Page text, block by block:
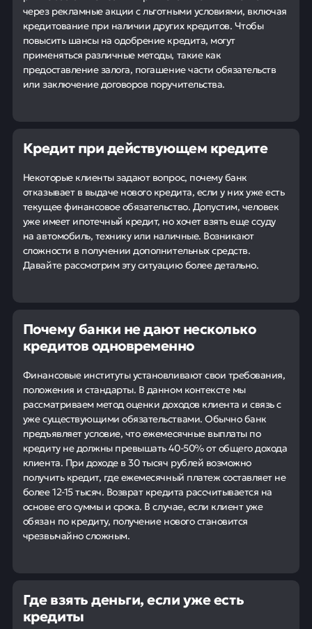
через рекламные акции с льготными условиями, включая
кредитование при наличии других кредитов. Чтобы
повысить шансы на одобрение кредита, могут
применяться различные методы, такие как
предоставление залога, погашение части обязательств
или заключение договоров поручительства.
Кредит при действующем кредите
Некоторые клиенты задают вопрос, почему банк
отказывает в выдаче нового кредита, если у них уже есть
текущее финансовое обязательство. Допустим, человек
уже имеет ипотечный кредит, но хочет взять еще ссуду
на автомобиль, технику или наличные. Возникают
сложности в получении дополнительных средств.
Давайте рассмотрим эту ситуацию более детально.
Почему банки не дают несколько
кредитов одновременно
Финансовые институты установливают свои требования,
положения и стандарты. В данном контексте мы
рассматриваем метод оценки доходов клиента и связь с
уже существующими обязательствами. Обычно банк
предъявляет условие, что ежемесячные выплаты по
кредиту не должны превышать 40-50% от общего дохода
клиента. При доходе в 30 тысяч рублей возможно
получить кредит, где ежемесячный платеж составляет не
более 12-15 тысяч. Возврат кредита рассчитывается на
основе его суммы и срока. В случае, если клиент уже
обязан по кредиту, получение нового становится
чрезвычайно сложным.
Где взять деньги, если уже есть
кредиты